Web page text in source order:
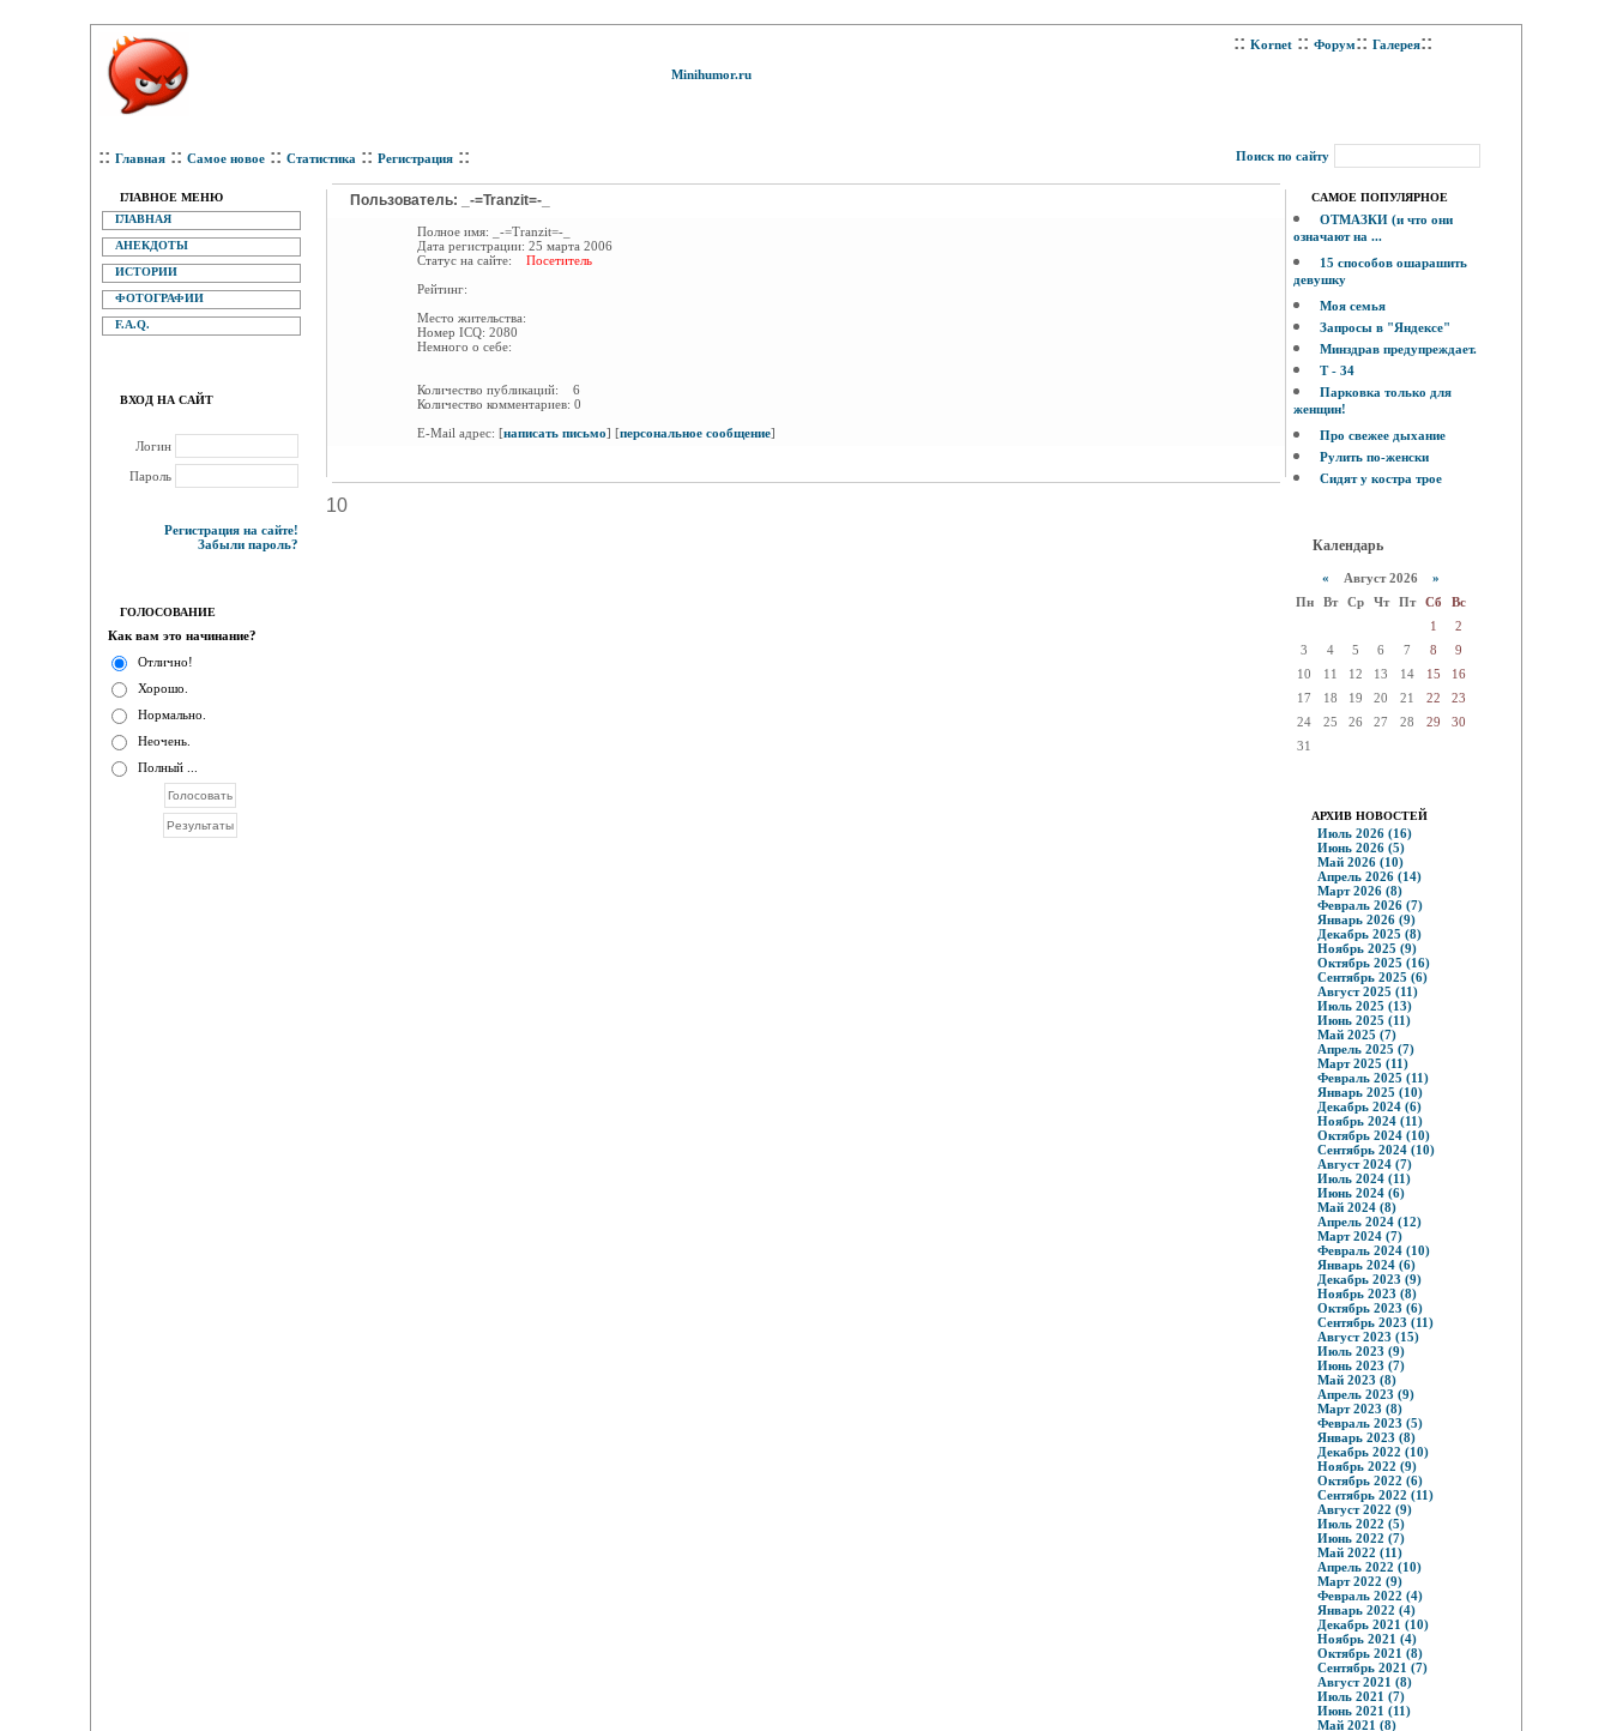
Minihumor.ru
:: Kornet :: Форум:: Галерея::
:: Главная :: Самое новое :: Статистика :: Регистрация :: Поиск по сайту
ГЛАВНОЕ МЕНЮ
ГЛАВНАЯ
АНЕКДОТЫ
ИСТОРИИ
ФОТОГРАФИИ
F.A.Q.
ВХОД НА САЙТ
Логин
Пароль
Регистрация на сайте!
Забыли пароль?
ГОЛОСОВАНИЕ
Как вам это начинание?
Отлично!
Хорошо.
Нормально.
Неочень.
Полный ...
Пользователь: _-=Tranzit=-_
Полное имя:
_-=Tranzit=-_
Дата регистрации: 25 марта 2006
Статус на сайте: Посетитель
Рейтинг:
Место жительства:
Номер ICQ: 2080
Немного о себе:
Количество публикаций: 6
Количество комментариев: 0
E-Mail адрес: [написать письмо] [персональное сообщение]
10
САМОЕ ПОПУЛЯРНОЕ
ОТМАЗКИ (и что они
означают на ...
15 способов ошарашить
девушку
Моя семья
Запросы в "Яндексе"
Минздрав предупреждает.
Т - 34
Парковка только для
женщин!
Про свежее дыхание
Рулить по-женски
Сидят у костра трое
Календарь
« Август 2026 »
Пн
Вт Ср Чт Пт Сб
Вс
1
2
3
4 5 6 7 8
9
10
11 12 13 14 15
16
17
18 19 20 21 22
23
24
25 26 27 28 29
30
31
АРХИВ НОВОСТЕЙ
Июль 2026 (16)
Июнь 2026 (5)
Май 2026 (10)
Апрель 2026 (14)
Март 2026 (8)
Февраль 2026 (7)
Январь 2026 (9)
Декабрь 2025 (8)
Ноябрь 2025 (9)
Октябрь 2025 (16)
Сентябрь 2025 (6)
Август 2025 (11)
Июль 2025 (13)
Июнь 2025 (11)
Май 2025 (7)
Апрель 2025 (7)
Март 2025 (11)
Февраль 2025 (11)
Январь 2025 (10)
Декабрь 2024 (6)
Ноябрь 2024 (11)
Октябрь 2024 (10)
Сентябрь 2024 (10)
Август 2024 (7)
Июль 2024 (11)
Июнь 2024 (6)
Май 2024 (8)
Апрель 2024 (12)
Март 2024 (7)
Февраль 2024 (10)
Январь 2024 (6)
Декабрь 2023 (9)
Ноябрь 2023 (8)
Октябрь 2023 (6)
Сентябрь 2023 (11)
Август 2023 (15)
Июль 2023 (9)
Июнь 2023 (7)
Май 2023 (8)
Апрель 2023 (9)
Март 2023 (8)
Февраль 2023 (5)
Январь 2023 (8)
Декабрь 2022 (10)
Ноябрь 2022 (9)
Октябрь 2022 (6)
Сентябрь 2022 (11)
Август 2022 (9)
Июль 2022 (5)
Июнь 2022 (7)
Май 2022 (11)
Апрель 2022 (10)
Март 2022 (9)
Февраль 2022 (4)
Январь 2022 (4)
Декабрь 2021 (10)
Ноябрь 2021 (4)
Октябрь 2021 (8)
Сентябрь 2021 (7)
Август 2021 (8)
Июль 2021 (7)
Июнь 2021 (11)
Май 2021 (8)